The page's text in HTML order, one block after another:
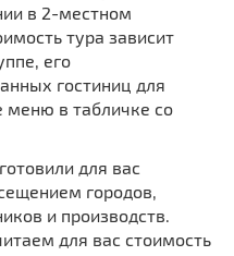
в 2-местном
тура зависит
его
гостиниц для
в табличке со
для вас
городов,
и производств.
для вас стоимость